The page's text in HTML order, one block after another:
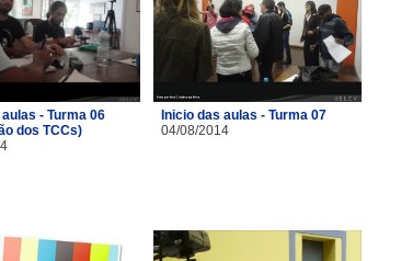
- Turma 06
dos TCCs)
Inicio das aulas - Turma 07
04/08/2014